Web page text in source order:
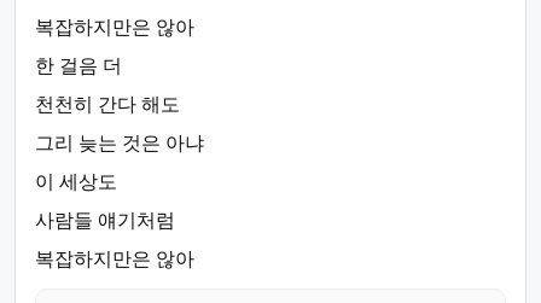
복잡하지만은 않아
한 걸음 더
천천히 간다 해도
그리 늦는 것은 아냐
이 세상도
사람들 얘기처럼
복잡하지만은 않아